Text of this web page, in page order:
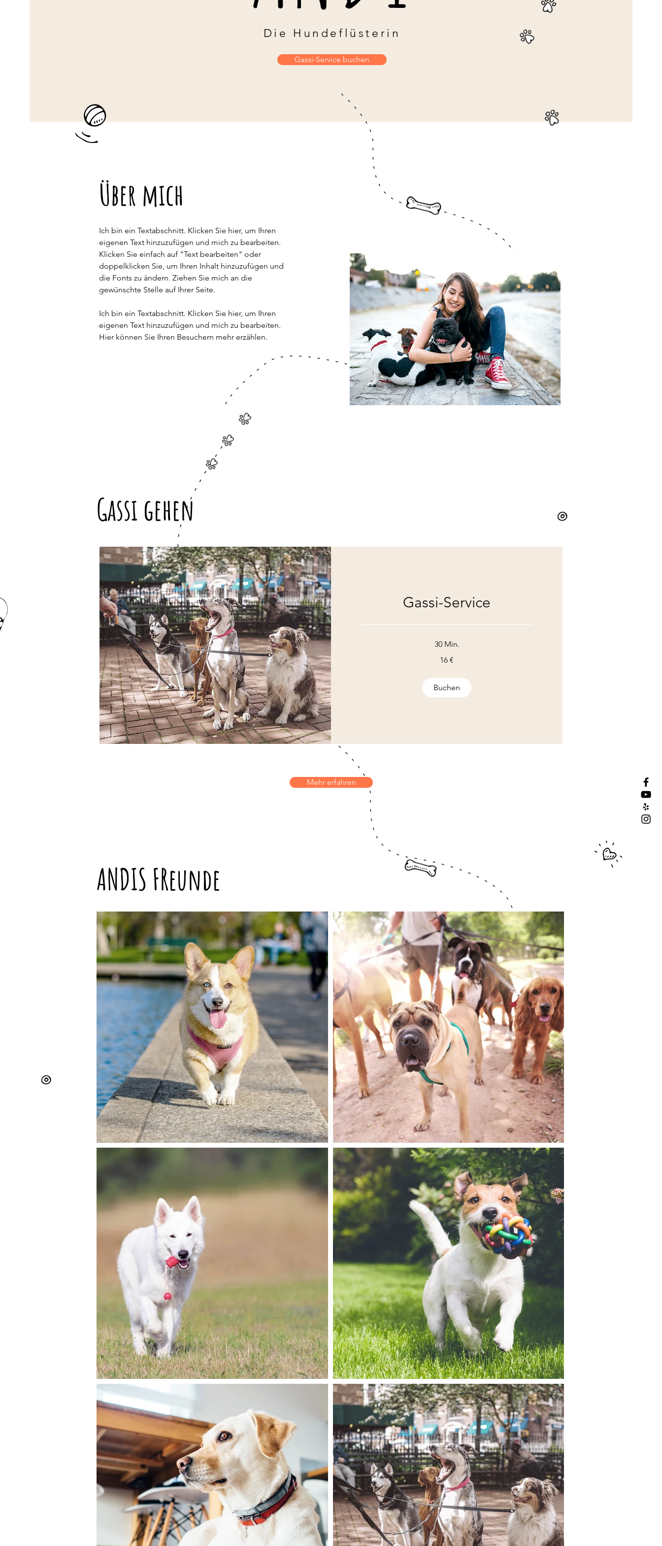
Die Hundeflüsterin
Gassi-Service buchen
Ich bin ein Textabschnitt. Klicken Sie hier, um Ihren
eigenen Text hinzuzufügen und mich zu bearbeiten.
Klicken Sie einfach auf "Text bearbeiten" oder
doppelklicken Sie, um Ihren Inhalt hinzuzufügen und
die Fonts zu ändern. Ziehen Sie mich an die
gewünschte Stelle auf Ihrer Seite.
Ich bin ein Textabschnitt. Klicken Sie hier, um Ihren
eigenen Text hinzuzufügen und mich zu bearbeiten.
Hier können Sie Ihren Besuchern mehr erzählen.
Über mich
Mehr erfahren
Gassi gehen
Gassi-Service
30 Min.
16 €
Buchen
ANDIS FReunde